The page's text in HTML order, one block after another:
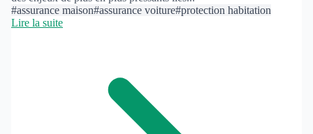
#assurance maison#assurance voiture#protection habitation
Lire la suite